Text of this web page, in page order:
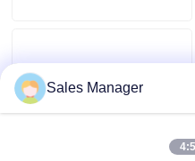
Connettore presa USB
Connettori USB di tipo
Sales Manager